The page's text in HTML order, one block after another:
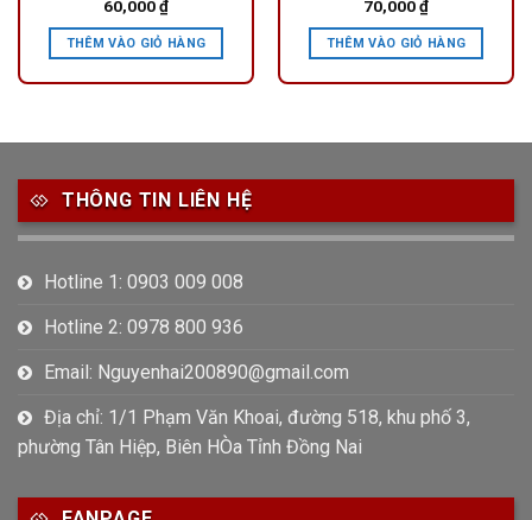
60,000₫
THÊM VÀO GIỎ HÀNG
70,000₫
THÊM VÀO GIỎ HÀNG
THÔNG TIN LIÊN HỆ
Hotline 1: 0903 009 008
Hotline 2: 0978 800 936
Email: Nguyenhai200890@gmail.com
Địa chỉ: 1/1 Phạm Văn Khoai, đường 518, khu phố 3,
phường Tân Hiệp, Biên HÒa Tỉnh Đồng Nai